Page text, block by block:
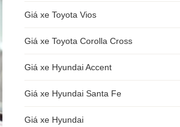
Giá xe Toyota Vios
Giá xe Toyota Corolla Cross
Giá xe Hyundai Accent
Giá xe Hyundai Santa Fe
Giá xe Hyundai